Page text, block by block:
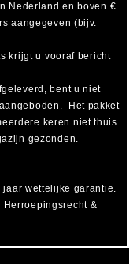
Nederland en boven €
aangegeven (bijv.
krijgt u vooraf bericht
bent u niet
Het pakket
keren niet thuis
gezonden.
jaar wettelijke garantie.
Herroepingsrecht &